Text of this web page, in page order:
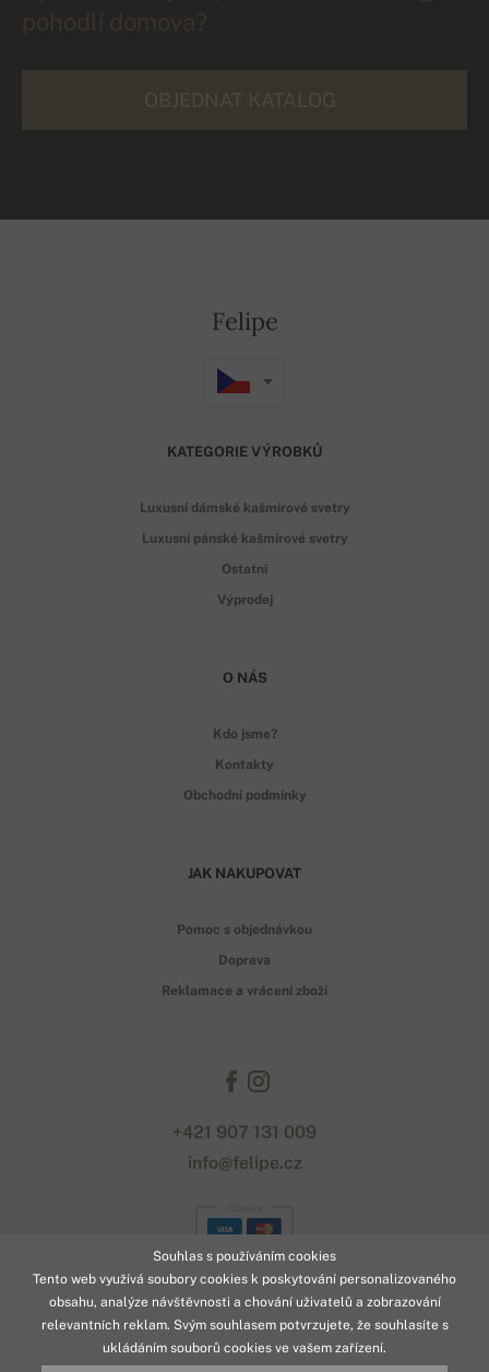
Felipe
KATEGORIE VÝROBKŮ
Luxusní dámské kašmírové svetry
Luxusní pánské kašmírové svetry
Ostatní
Výprodej
O NÁS
Kdo jsme?
Kontakty
Obchodní podmínky
JAK NAKUPOVAT
Pomoc s objednávkou
Doprava
Reklamace a vrácení zboží
+421 907 131 009
info@felipe.cz
© 2026 www.felipe.cz
Souhlas s používáním cookies
Tento web využívá soubory cookies k poskytování personalizovaného
obsahu, analýze návštěvnosti a chování uživatelů a zobrazování
relevantních reklam. Svým souhlasem potvrzujete, že souhlasíte s
ukládáním souborů cookies ve vašem zařízení.